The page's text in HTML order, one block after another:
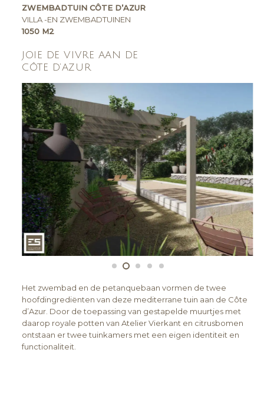
ZWEMBADTUIN CÔTE D’AZUR
VILLA -EN ZWEMBADTUINEN
1050 M2
JOIE DE VIVRE AAN DE
CÔTE D’AZUR
Het zwembad en de petanquebaan vormen de twee
hoofdingrediënten van deze mediterrane tuin aan de Côte
d’Azur. Door de toepassing van gestapelde muurtjes met
daarop royale potten van Atelier Vierkant en citrusbomen
ontstaan er twee tuinkamers met een eigen identiteit en
functionaliteit.